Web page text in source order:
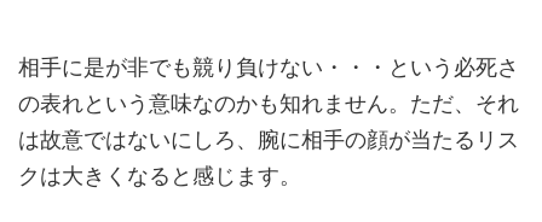
相手に是が非でも競り負けない・・・という必死さ
の表れという意味なのかも知れません。ただ、それ
は故意ではないにしろ、腕に相手の顔が当たるリス
クは大きくなると感じます。